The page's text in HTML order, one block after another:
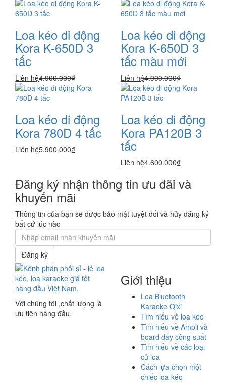
Loa kéo di động
Kora K-650D 3
tấc
Liên hệ4.900.000₫
Loa kéo di động
Kora K-650D 3
tấc màu mới
Liên hệ4.900.000₫
Loa kéo di động
Kora 780D 4 tấc
Liên hệ5.900.000₫
Loa kéo di động
Kora PA120B 3
tấc
Liên hệ4.600.000₫
Đăng ký nhận thông tin ưu đãi và
khuyến mãi
Thông tin của bạn sẽ được bảo mật tuyệt đối và hủy đăng ký
bất cứ lúc nào
Đăng ký
Với chúng tôi ,chất lượng là
ưu tiên hàng đầu.
Giới thiệu
Loa Bluetooth
Karaoke Qixi
Tìm hiểu về loa kéo
Tìm hiểu về Ampli và
board đẩy công suất
Tìm hiểu về các loại
củ loa
Cách lựa chọn một
chiếc loa kéo